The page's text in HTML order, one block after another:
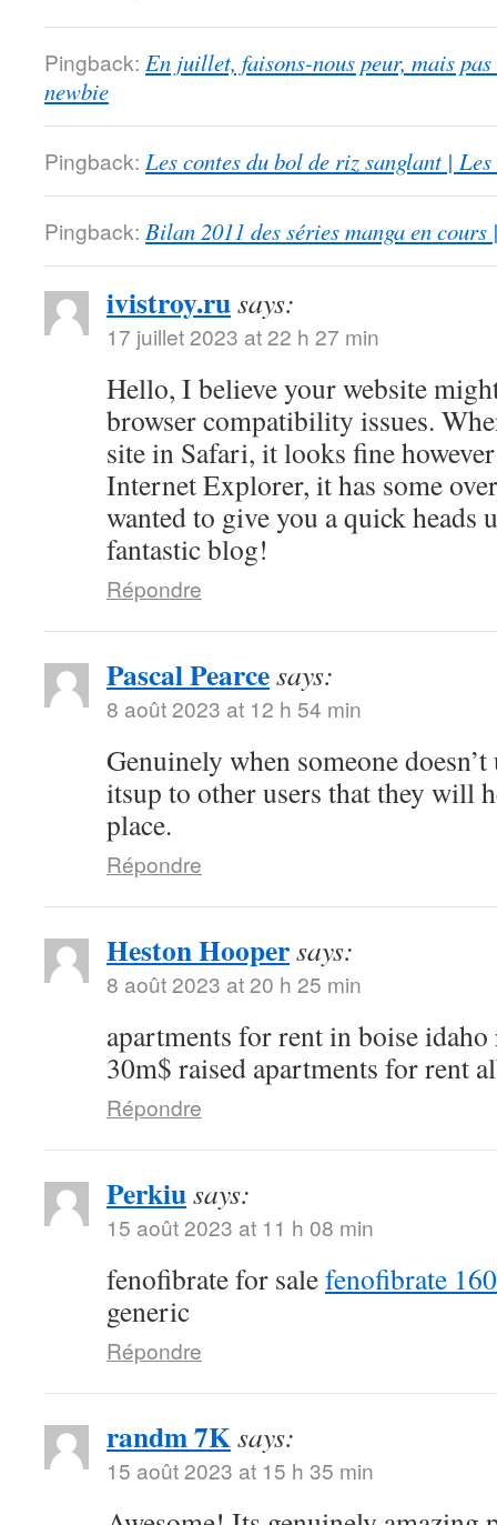
Pingback: En juillet, faisons-nous peur, mais
newbie
Pingback: Les contes du bol de riz sanglant |
Pingback: Bilan 2011 des séries manga en
ivistroy.rusays:
17 juillet 2023 at 22 h 27 min
Hello, I believe your website
browser compatibility issues.
site in Safari, it looks fine
Internet Explorer, it has some
wanted to give you a quick heads
fantastic blog!
Répondre
Pascal Pearcesays:
8 août 2023 at 12 h 54 min
Genuinely when someone
itsup to other users that they will
place.
Répondre
Heston Hoopersays:
8 août 2023 at 20 h 25 min
apartments for rent in boise
30m$ raised apartments for rent
Répondre
Perkiusays:
15 août 2023 at 11 h 08 min
fenofibrate for salefenofibrate
generic
Répondre
randm 7Ksays:
15 août 2023 at 15 h 35 min